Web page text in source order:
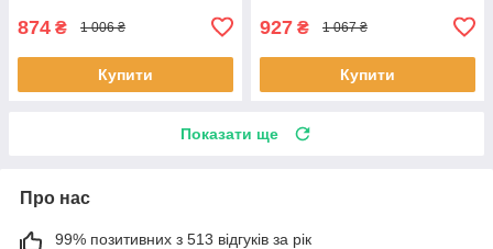
874 ₴ 1 006 ₴
Купити
927 ₴ 1 067 ₴
Купити
Показати ще
Про нас
99% позитивних з 513 відгуків за рік